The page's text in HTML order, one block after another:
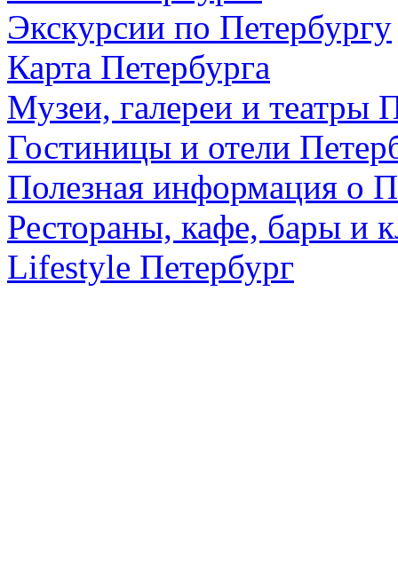
Экскурсии по Петербургу
Карта Петербурга
Музеи, галереи и театры
Гостиницы и отели
Полезная информация о
Рестораны, кафе, бары и
Lifestyle Петербург